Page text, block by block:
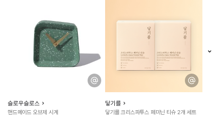
슬로우슬로스
핸드메이드 오브제 시계
닿기를
닿기를 크리스파투스 페미닌 티슈 2개 세트